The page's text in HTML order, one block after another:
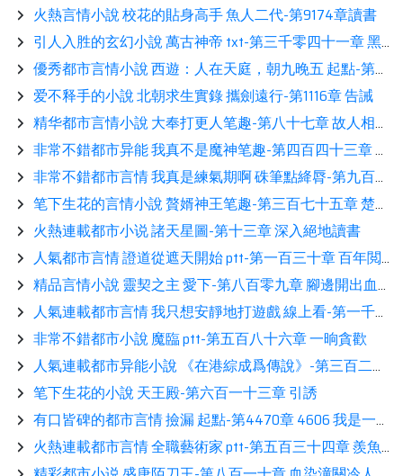
火熱言情小說 校花的貼身高手 魚人二代-第9174章讀書
引人入胜的玄幻小說 萬古神帝 txt-第三千零四十一章 黑暗神殿不堪一擊
優秀都市言情小說 西遊：人在天庭，朝九晚五 起點-第498章飛龍騎臉，就問西天怎麼輸？熱推
爱不释手的小說 北朝求生實錄 攜劍遠行-第1116章 告誡
精华都市言情小說 大奉打更人笔趣-第八十七章 故人相逢閲讀
非常不錯都市异能 我真不是魔神笔趣-第四百四十三章 冷漠（1）讀書
非常不錯都市言情 我真是練氣期啊 硃筆點絳脣-第九百八十八章 顫抖吧，小屁孩！鑒賞
笔下生花的言情小說 贅婿神王笔趣-第三百七十五章 楚風的心結！
火熱連載都市小说 諸天星圖-第十三章 深入絕地讀書
人氣都市言情 證道從遮天開始 ptt-第一百三十章 百年閲讀
精品言情小說 靈契之主 愛下-第八百零九章 腳邊開出血紅色的花分享
人氣連載都市言情 我只想安靜地打遊戲 線上看-第一千六百八十四章 不要成爲拖油瓶
非常不錯都市小說 魔臨 ptt-第五百八十六章 一晌貪歡
人氣連載都市异能小說 《在港綜成爲傳說》-第三百二十九章 路人助攻+N讀書
笔下生花的小說 天王殿-第六百一十三章 引誘
有口皆碑的都市言情 撿漏 起點-第4470章 4606 我是一頭小青龍讀書
火熱連載都市言情 全職藝術家 ptt-第五百三十四章 羨魚老師最懂了讀書